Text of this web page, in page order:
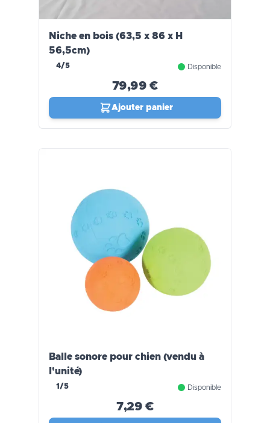
Niche en bois (63,5 x 86 x H
56,5cm)
4/5 Disponible
79,99 €
Ajouter panier
Balle sonore pour chien (vendu à
l'unité)
1/5 Disponible
7,29 €